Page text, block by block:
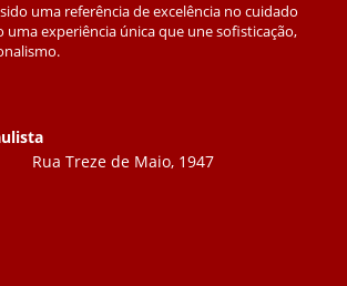
uma referência de excelência no cuidado
uma experiência única que une sofisticação,
Rua Treze de Maio, 1947